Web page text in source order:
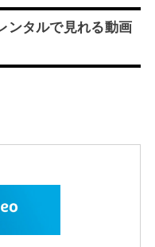
ンタルで見れる動画